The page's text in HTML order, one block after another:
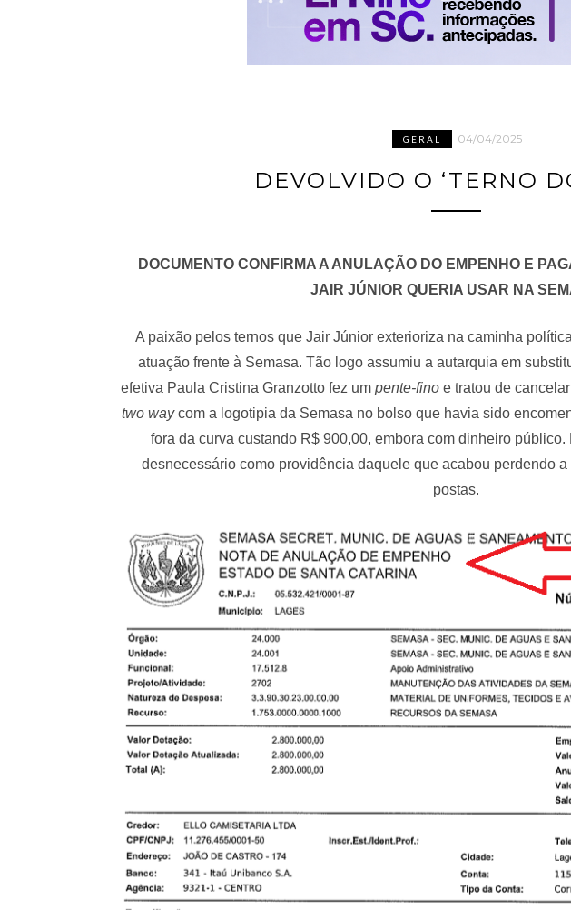
GERAL 04/04/2025
DEVOLVIDO O ‘TERNO
DOCUMENTO CONFIRMA A ANULAÇÃO DO EMPENHO E
JAIR JÚNIOR QUERIA USAR NA
A paixão pelos ternos que Jair Júnior exterioriza na caminha
atuação frente à Semasa. Tão logo assumiu a autarquia em
efetiva Paula Cristina Granzotto fez um pente-fino e tratou de
two waycom a logotipia da Semasa no bolso que havia sido
fora da curva custando R$ 900,00, embora com dinheiro
desnecessário como providência daquele que acabou perdendo
postas.